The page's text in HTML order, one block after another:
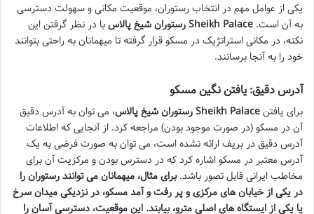
یکی از عوامل مهم در انتخاب رستوران، موقعیت مکانی و سهولت دسترسی
به آن است. رستوران شیخ پالاس Sheikh Palace
با در نظر گرفتن این
نکته، در مکانی استراتژیک در مسکو قرار گرفته تا میهمانان به راحتی بتوانند
خود را به آنجا برسانند.
آدرس دقیق: یافتن نگین مسکو
برای یافتنرستوران شیخ پالاس Sheikh Palace
، می توان به آدرس دقیق
آن در مسکو (در صورت موجود بودن) مراجعه کرد. از آنجایی که اطلاعات
آدرس دقیق در بریف ارائه نشده است، می توان به صورت فرضی به یک
آدرس معتبر در مسکو اشاره کرد که در دسترس بودن و مرکزیت آن برای
مخاطب ایرانی قابل تصور باشد.برای مثال، میهمانان می توانند رستوران را
در یکی از خیابان های مرکزی و پر رفت و آمد مسکو، در نزدیکی میدان سرخ
یا یکی از ایستگاه های اصلی مترو، بیابند. این موقعیت، دسترسی آسان را